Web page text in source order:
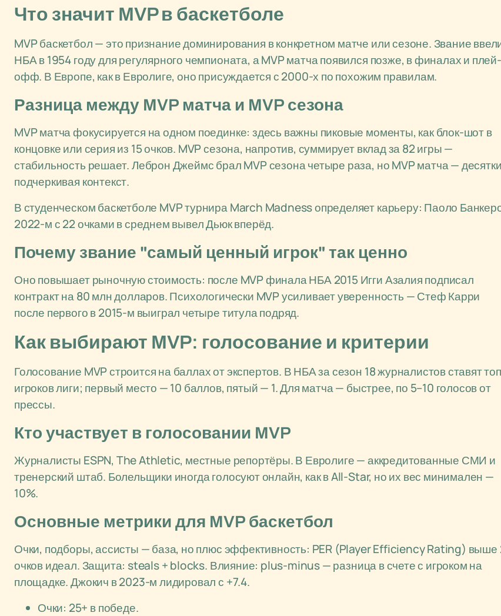
Что значит MVP в баскетболе
MVP баскетбол — это признание доминирования в конкретном матче или сезоне. Звание
НБА в 1954 году для регулярного чемпионата, а MVP матча появился позже, в финалах и плей-
офф. В Европе, как в Евролиге, оно присуждается с 2000-х по похожим правилам.
Разница между MVP матча и MVP сезона
MVP матча фокусируется на одном поединке: здесь важны пиковые моменты, как блок-шот в
концовке или серия из 15 очков. MVP сезона, напротив, суммирует вклад за 82 игры —
стабильность решает. Леброн Джеймс брал MVP сезона четыре раза, но MVP матча —
подчеркивая контекст.
В студенческом баскетболе MVP турнира March Madness определяет карьеру: Паоло
2022-м с 22 очками в среднем вывел Дьюк вперёд.
Почему звание "самый ценный игрок" так ценно
Оно повышает рыночную стоимость: после MVP финала НБА 2015 Игги Азалия подписал
контракт на 80 млн долларов. Психологически MVP усиливает уверенность — Стеф Карри
после первого в 2015-м выиграл четыре титула подряд.
Как выбирают MVP: голосование и критерии
Голосование MVP строится на баллах от экспертов. В НБА за сезон 18 журналистов ставят
игроков лиги; первый место — 10 баллов, пятый — 1. Для матча — быстрее, по 5–10 голосов от
прессы.
Кто участвует в голосовании MVP
Журналисты ESPN, The Athletic, местные репортёры. В Евролиге — аккредитованные СМИ и
тренерский штаб. Болельщики иногда голосуют онлайн, как в All-Star, но их вес минимален —
10%.
Основные метрики для MVP баскетбол
Очки, подборы, ассисты — база, но плюс эффективность: PER (Player Efficiency Rating) выше
очков идеал. Защита: steals + blocks. Влияние: plus-minus — разница в счете с игроком на
площадке. Джокич в 2023-м лидировал с +7.4.
Очки: 25+ в победе.